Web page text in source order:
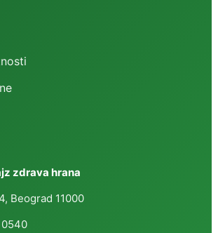
zdrava hrana
Beograd 11000